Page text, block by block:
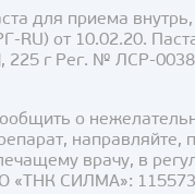
для приема
RU) от 10.02.20.
225 г Рег. № ЛСР-
о
направляйте,
врачу, в
«ТНК СИЛМА»: